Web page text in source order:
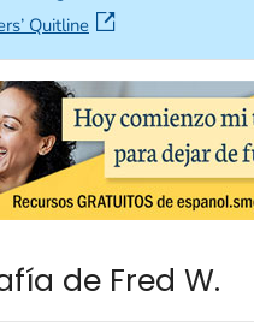
Quitlineexternal icon
de Fred W.